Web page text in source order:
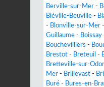
Berville-sur-Mer -
Biéville-Beuville -
- Blonville-sur-Mer -
Guillaume - Boissay
Bouchevilliers -
Brestot - Breteuil -
Bretteville-sur-
Mer - Brillevast -
Buré - Bures-en-